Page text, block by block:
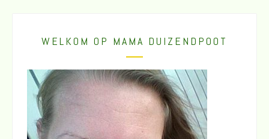
WELKOM OP MAMA DUIZENDPOOT